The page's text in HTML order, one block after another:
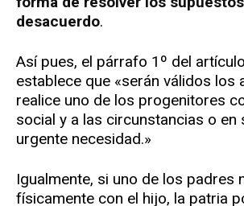
desacuerdo.
Así pues, el párrafo 1º del
establece que «serán válidos los
realice uno de los progenitores
social y a las circunstancias o en
urgente necesidad.»
Igualmente, si uno de los padres
físicamente con el hijo, la patria